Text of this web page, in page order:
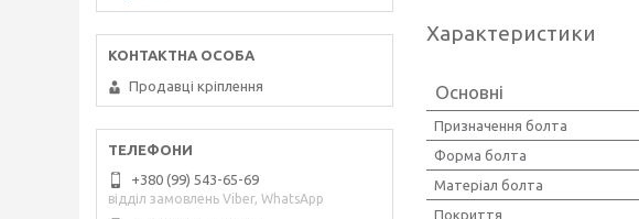
Характеристики
Основні
Призначення болта
Форма болта
Матеріал болта
Покриття
Продавці кріплення
+380 (99) 543-65-69
відділ замовлень Viber, WhatsApp